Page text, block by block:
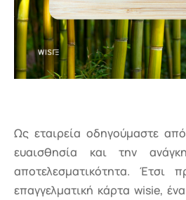
Ως εταιρεία οδηγούμαστε
ευαισθησία και την
αποτελεσματικότητα. Έτσι
επαγγελματική κάρτα wisie,